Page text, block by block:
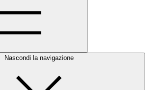
Nascondi la navigazione